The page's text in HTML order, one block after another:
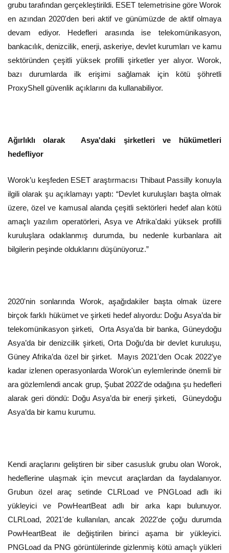
grubu tarafından gerçekleştirildi. ESET telemetrisine göre Worok
en azından 2020'den beri aktif ve günümüzde de aktif olmaya
devam ediyor. Hedefleri arasında ise telekomünikasyon,
bankacılık, denizcilik, enerji, askeriye, devlet kurumları ve kamu
sektöründen çeşitli yüksek profilli şirketler yer alıyor. Worok,
bazı durumlarda ilk erişimi sağlamak için kötü şöhretli
ProxyShell güvenlik açıklarını da kullanabiliyor.
Ağırlıklı olarak Asya'daki şirketleri ve hükümetleri
hedefliyor
Worok’u keşfeden ESET araştırmacısı Thibaut Passilly konuyla
ilgili olarak şu açıklamayı yaptı: “Devlet kuruluşları başta olmak
üzere, özel ve kamusal alanda çeşitli sektörleri hedef alan kötü
amaçlı yazılım operatörleri, Asya ve Afrika'daki yüksek profilli
kuruluşlara odaklanmış durumda, bu nedenle kurbanlara ait
bilgilerin peşinde olduklarını düşünüyoruz.”
2020'nin sonlarında Worok, aşağıdakiler başta olmak üzere
birçok farklı hükümet ve şirketi hedef alıyordu: Doğu Asya’da bir
telekomünikasyon şirketi, Orta Asya’da bir banka, Güneydoğu
Asya’da bir denizcilik şirketi, Orta Doğu’da bir devlet kuruluşu,
Güney Afrika’da özel bir şirket. Mayıs 2021'den Ocak 2022'ye
kadar izlenen operasyonlarda Worok'un eylemlerinde önemli bir
ara gözlemlendi ancak grup, Şubat 2022'de odağına şu hedefleri
alarak geri döndü: Doğu Asya’da bir enerji şirketi, Güneydoğu
Asya’da bir kamu kurumu.
Kendi araçlarını geliştiren bir siber casusluk grubu olan Worok,
hedeflerine ulaşmak için mevcut araçlardan da faydalanıyor.
Grubun özel araç setinde CLRLoad ve PNGLoad adlı iki
yükleyici ve PowHeartBeat adlı bir arka kapı bulunuyor.
CLRLoad, 2021'de kullanılan, ancak 2022'de çoğu durumda
PowHeartBeat ile değiştirilen birinci aşama bir yükleyici.
PNGLoad da PNG görüntülerinde gizlenmiş kötü amaçlı yükleri